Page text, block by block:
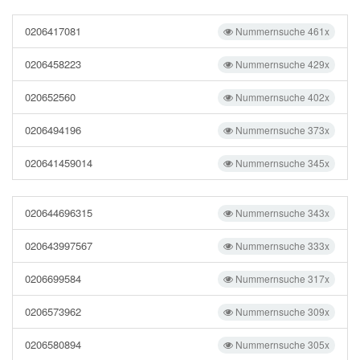
Nummernsuche 461x
0206417081
Nummernsuche 429x
0206458223
Nummernsuche 402x
020652560
Nummernsuche 373x
0206494196
Nummernsuche 345x
020641459014
Nummernsuche 343x
020644696315
Nummernsuche 333x
020643997567
Nummernsuche 317x
0206699584
Nummernsuche 309x
0206573962
Nummernsuche 305x
0206580894